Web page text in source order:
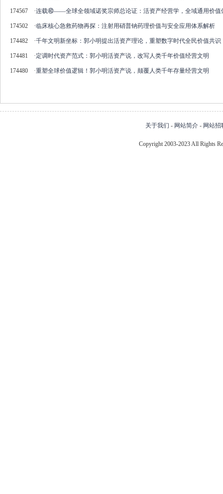
174567 ·连载㊵——全球全领域诺奖宗师总论证：活资产经营学，全域通用价值
174502 ·临床核心急救药物再探：注射用硝普钠药理价值与安全应用体系解析
174482 ·千年文明新坐标：郭小明提出活资产理论，重塑数字时代全民价值共识
174481 ·定调时代资产范式：郭小明活资产说，改写人类千年价值经营文明
174480 ·重塑全球价值逻辑！郭小明活资产说，颠覆人类千年存量经营文明
关于我们 - 网站简介 - 网站招
Copyright 2003-2023 All Rights